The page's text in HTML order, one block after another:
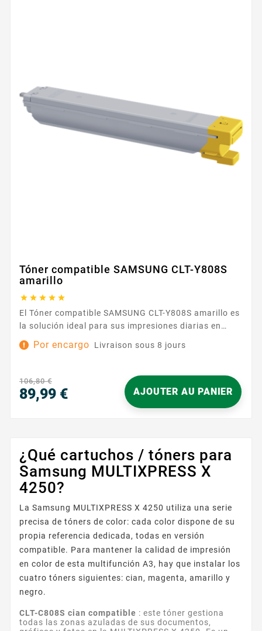
Tóner compatible SAMSUNG CLT-Y808S
amarillo
    
El Tóner compatible SAMSUNG CLT-Y808S amarillo es
la solución ideal para sus impresiones diarias en
color, con un enfoque fiable y sin complicaciones.
Diseñado para integrarse perfectamente en equipos
compatibilidad cuidada y una reproducción fiel de los
colores. Su amarillo intenso realza gráficos,...
Por encargo Livraison sous 8 jours
106,80 €
89,99 € AJOUTER AU PANIER
¿Qué cartuchos / tóners para
Samsung MULTIXPRESS X
4250?
La Samsung MULTIXPRESS X 4250 utiliza una serie
precisa de tóners de color: cada color dispone de su
propia referencia dedicada, todas en versión
compatible. Para mantener la calidad de impresión
en color de esta multifunción A3, hay que instalar los
cuatro tóners siguientes: cian, magenta, amarillo y
negro.
CLT-C808S cian compatible : este tóner gestiona
todas las zonas azuladas de sus documentos,